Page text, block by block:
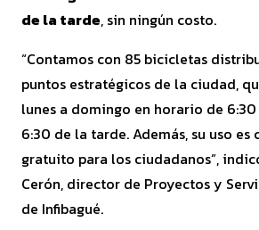
de la tarde, sin ningún costo.
“Contamos con 85 bicicletas
puntos estratégicos de la ciudad,
lunes a domingo en horario de
6:30 de la tarde. Además, su uso
gratuito para los ciudadanos”,
Cerón, director de Proyectos y
de Infibagué.